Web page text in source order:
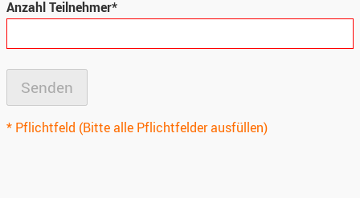
Anzahl Teilnehmer*
* Pflichtfeld (Bitte alle Pflichtfelder ausfüllen)